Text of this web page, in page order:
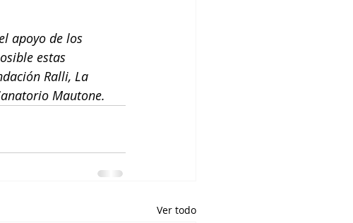
apoyo de los
estas
Ralli, La
Mautone.
Ver todo